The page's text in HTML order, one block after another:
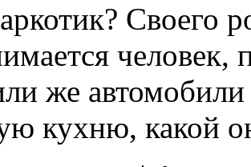
Своего
же
кухню, какой